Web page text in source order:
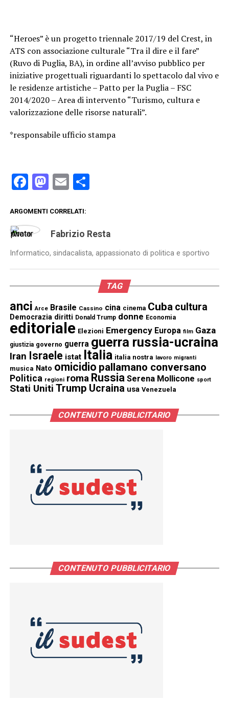
“Heroes” è un progetto triennale 2017/19 del Crest, in
ATS con associazione culturale “Tra il dire e il fare”
(Ruvo di Puglia, BA), in ordine all’avviso pubblico per
iniziative progettuali riguardanti lo spettacolo dal vivo e
le residenze artistiche – Patto per la Puglia – FSC
2014/2020 – Area di intervento “Turismo, cultura e
valorizzazione delle risorse naturali”.
*responsabile ufficio stampa
Facebook
Mastodon
Email
ARGOMENTI CORRELATI:
Fabrizio Resta
Informatico, sindacalista, appassionato di politica e sportivo
TAG
anci Arce Brasile Cassino cina cinema Cuba cultura
Democrazia diritti Donald Trump donne Economia
editoriale Elezioni Emergency Europa film Gaza
giustizia governo guerra guerra russia-ucraina
Iran Israele istat Italia italia nostra lavoro migranti
musica Nato omicidio pallamano conversano
Politica regioni roma Russia Serena Mollicone sport
Stati Uniti Trump Ucraina usa Venezuela
CONTENUTO PUBBLICITARIO
CONTENUTO PUBBLICITARIO